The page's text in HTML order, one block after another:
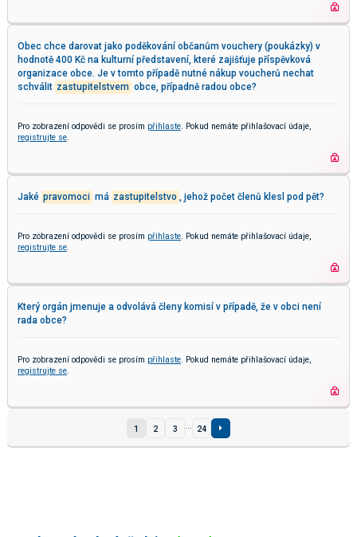
Obec chce darovat jako poděkování občanům vouchery (poukázky) v
hodnotě 400 Kč na kulturní představení, které zajišťuje příspěvková
organizace obce. Je v tomto případě nutné nákup voucherů nechat
schválit zastupitelstvem obce, případně radou obce?
Pro zobrazení odpovědi se prosím přihlaste. Pokud nemáte přihlašovací údaje,
registrujte se.
Jaké pravomoci má zastupitelstvo , jehož počet členů klesl pod pět?
Pro zobrazení odpovědi se prosím přihlaste. Pokud nemáte přihlašovací údaje,
registrujte se.
Který orgán jmenuje a odvolává členy komisí v případě, že v obci není
rada obce?
Pro zobrazení odpovědi se prosím přihlaste. Pokud nemáte přihlašovací údaje,
registrujte se.
1 2 3 ... 24